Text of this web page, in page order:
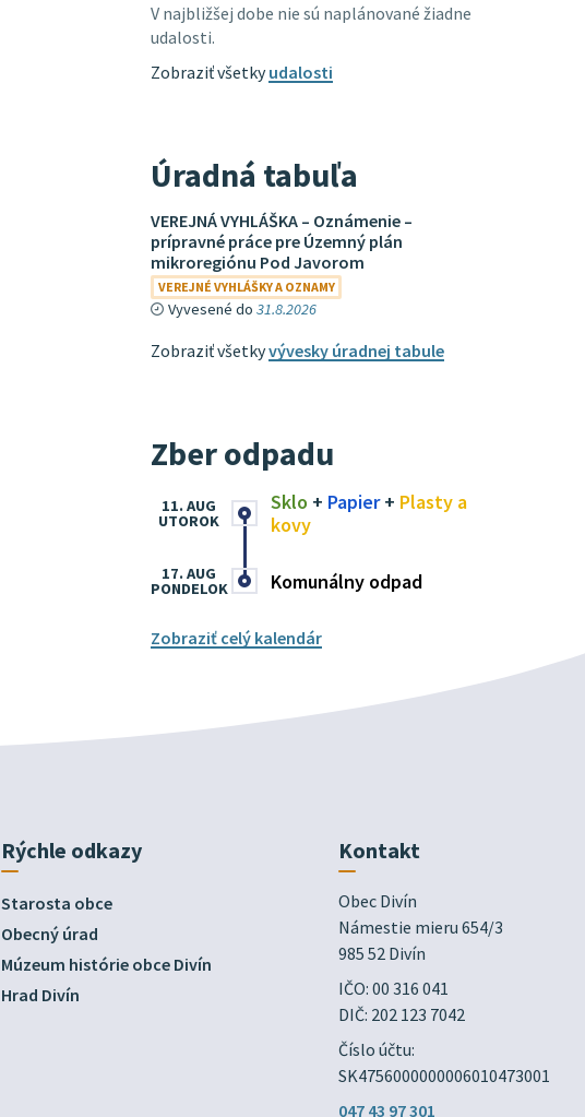
V najbližšej dobe nie sú naplánované žiadne
udalosti.
Zobraziť všetkyudalosti
Úradná tabuľa
VEREJNÁ VYHLÁŠKA – Oznámenie –
prípravné práce pre Územný plán
mikroregiónu Pod Javorom
VEREJNÉ VYHLÁŠKY A OZNAMY
Vyvesené do 31.8.2026
Zobraziť všetkyvývesky úradnej tabule
Zber odpadu
Sklo + Papier+ Plasty a
kovy
11. AUG
UTOROK
Komunálny odpad
17. AUG
PONDELOK
Zobraziť celý kalendár
Rýchle odkazy
Starosta obce
Obecný úrad
Múzeum histórie obce Divín
Hrad Divín
Kontakt
Obec Divín
Námestie mieru 654/3
985 52 Divín
IČO: 00 316 041
DIČ: 202 123 7042
Číslo účtu:
SK4756000000006010473001
047 43 97 301